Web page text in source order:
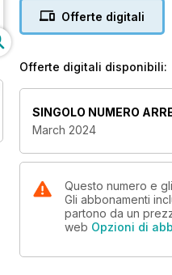
STLA large platform that’s
latest Mercedes-Benz GLB
This month’s used car
year’s new registrations
in-depth analysis that you
and welcome a Skoda
Offerte digitali
Offerte digitali disponibili:
SINGOLO NUMERO
March 2024
Questo numero e
Gli abbonamenti
partono da un
web Opzioni di